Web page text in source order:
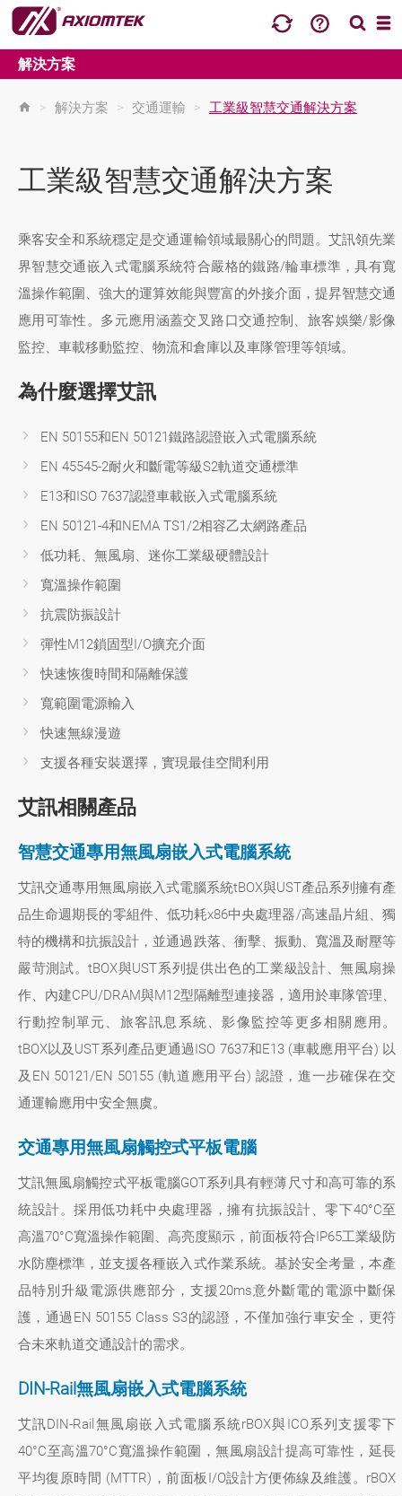
解決方案
> 解決方案 > 交通運輸 > 工業級智慧交通解決方案
工業級智慧交通解決方案
乘客安全和系統穩定是交通運輸領域最關心的問題。艾訊領先業
界智慧交通嵌入式電腦系統符合嚴格的鐵路/輪車標準，具有寬
溫操作範圍、強大的運算效能與豐富的外接介面，提昇智慧交通
應用可靠性。多元應用涵蓋交叉路口交通控制、旅客娛樂/影像
監控、車載移動監控、物流和倉庫以及車隊管理等領域。
為什麼選擇艾訊
EN 50155和EN 50121鐵路認證嵌入式電腦系統
EN 45545-2耐火和斷電等級S2軌道交通標準
E13和ISO 7637認證車載嵌入式電腦系統
EN 50121-4和NEMA TS1/2相容乙太網路產品
低功耗、無風扇、迷你工業級硬體設計
寬溫操作範圍
抗震防振設計
彈性M12鎖固型I/O擴充介面
快速恢復時間和隔離保護
寬範圍電源輸入
快速無線漫遊
支援各種安裝選擇，實現最佳空間利用
艾訊相關產品
智慧交通專用無風扇嵌入式電腦系統
艾訊交通專用無風扇嵌入式電腦系統tBOX與UST產品系列擁有產
品生命週期長的零組件、低功耗x86中央處理器/高速晶片組、獨
特的機構和抗振設計，並通過跌落、衝擊、振動、寬溫及耐壓等
嚴苛測試。tBOX與UST系列提供出色的工業級設計、無風扇操
作、內建CPU/DRAM與M12型隔離型連接器，適用於車隊管理、
行動控制單元、旅客訊息系統、影像監控等更多相關應用。
tBOX以及UST系列產品更通過ISO 7637和E13 (車載應用平台) 以
及EN 50121/EN 50155 (軌道應用平台) 認證，進一步確保在交
通運輸應用中安全無虞。
交通專用無風扇觸控式平板電腦
艾訊無風扇觸控式平板電腦GOT系列具有輕薄尺寸和高可靠的系
統設計。採用低功耗中央處理器，擁有抗振設計、零下40°C至
高溫70°C寬溫操作範圍、高亮度顯示，前面板符合IP65工業級防
水防塵標準，並支援各種嵌入式作業系統。基於安全考量，本產
品特別升級電源供應部分，支援20ms意外斷電的電源中斷保
護，通過EN 50155 Class S3的認證，不僅加強行車安全，更符
合未來軌道交通設計的需求。
DIN-Rail無風扇嵌入式電腦系統
艾訊DIN-Rail無風扇嵌入式電腦系統rBOX與ICO系列支援零下
40°C至高溫70°C寬溫操作範圍，無風扇設計提高可靠性，延長
平均復原時間 (MTTR)，前面板I/O設計方便佈線及維護。rBOX